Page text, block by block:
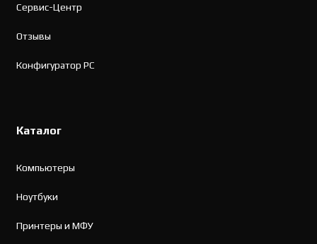
Сервис-Центр
Отзывы
Конфигуратор PC
Каталог
Компьютеры
Ноутбуки
Принтеры и МФУ